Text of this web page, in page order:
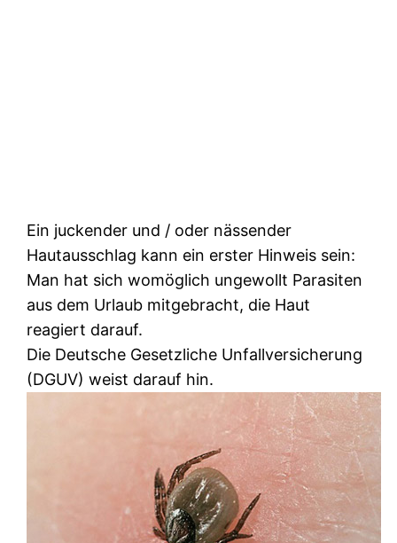
Ein juckender und / oder nässender
Hautausschlag kann ein erster Hinweis sein:
Man hat sich womöglich ungewollt Parasiten
aus dem Urlaub mitgebracht, die Haut
reagiert darauf.
Die Deutsche Gesetzliche Unfallversicherung
(DGUV) weist darauf hin.